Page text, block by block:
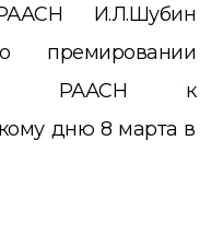
И.Л.Шубин
премировании
РААСН к
дню 8 марта в